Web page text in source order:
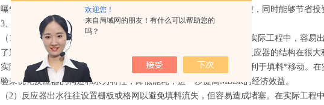
欢迎您！
来自局域网的朋友！有什么可以帮助您的
吗？
曝气池内无需设置填料支架，对填料以及池底的曝气装置的维护方便，同时能够节省投
3、MMBR缺点
（1）反应器中的填料依靠曝气和水流的提升作用处于流化状态，在实际工程中，容易
了避免填料堆积现象，需改进曝气管路的布置以及反应器的结构。反应器的结构在很大
实际工程中，当单个反应器的长深比为0.5左右且长度不大于3m时有利于填料*移动。
验来优化反应器的构造和水力特性，降低能耗，进一步提高MBBR的经济效益。
（2）反应器出水往往设置栅板或格网以避免填料流失，但容易造成堵塞。在实际工程